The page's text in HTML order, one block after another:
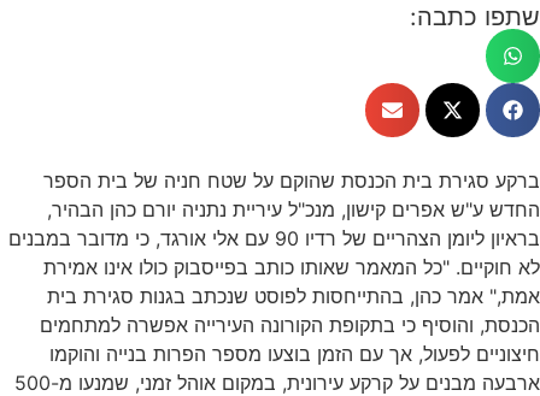
שתפו כתבה:
ברקע סגירת בית הכנסת שהוקם על שטח חניה של בית הספר
החדש ע"ש אפרים קישון, מנכ"ל עיריית נתניה יורם כהן הבהיר,
בראיון ליומן הצהריים של רדיו 90 עם אלי אורגד, כי מדובר במבנים
לא חוקיים. "כל המאמר שאותו כותב בפייסבוק כולו אינו אמירת
אמת," אמר כהן, בהתייחסות לפוסט שנכתב בגנות סגירת בית
הכנסת, והוסיף כי בתקופת הקורונה העירייה אפשרה למתחמים
חיצוניים לפעול, אך עם הזמן בוצעו מספר הפרות בנייה והוקמו
ארבעה מבנים על קרקע עירונית, במקום אוהל זמני, שמנעו מ-500